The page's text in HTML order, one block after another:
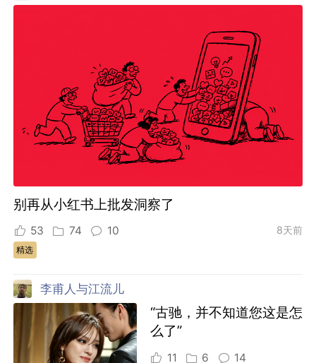
别再从小红书上批发洞察了
53 74 10 8天前
精选
李甫人与江流儿
“古驰，并不知道您这是怎
么了”
11 6 14